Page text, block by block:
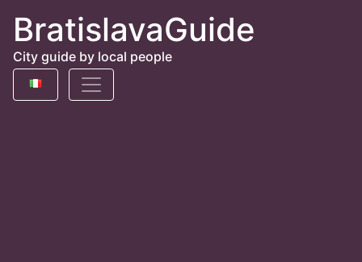
BratislavaGuide
City guide by local people